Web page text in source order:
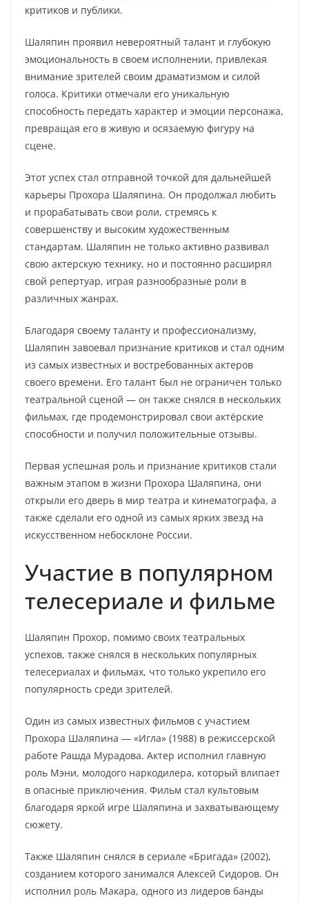
критиков и публики.
Шаляпин проявил невероятный талант и глубокую
эмоциональность в своем исполнении, привлекая
внимание зрителей своим драматизмом и силой
голоса. Критики отмечали его уникальную
способность передать характер и эмоции персонажа,
превращая его в живую и осязаемую фигуру на
сцене.
Этот успех стал отправной точкой для дальнейшей
карьеры Прохора Шаляпина. Он продолжал любить
и прорабатывать свои роли, стремясь к
совершенству и высоким художественным
стандартам. Шаляпин не только активно развивал
свою актерскую технику, но и постоянно расширял
свой репертуар, играя разнообразные роли в
различных жанрах.
Благодаря своему таланту и профессионализму,
Шаляпин завоевал признание критиков и стал одним
из самых известных и востребованных актеров
своего времени. Его талант был не ограничен только
театральной сценой — он также снялся в нескольких
фильмах, где продемонстрировал свои актёрские
способности и получил положительные отзывы.
Первая успешная роль и признание критиков стали
важным этапом в жизни Прохора Шаляпина, они
открыли его дверь в мир театра и кинематографа, а
также сделали его одной из самых ярких звезд на
искусственном небосклоне России.
Участие в популярном
телесериале и фильме
Шаляпин Прохор, помимо своих театральных
успехов, также снялся в нескольких популярных
телесериалах и фильмах, что только укрепило его
популярность среди зрителей.
Один из самых известных фильмов с участием
Прохора Шаляпина — «Игла» (1988) в режиссерской
работе Рашда Мурадова. Актер исполнил главную
роль Мэни, молодого наркодилера, который влипает
в опасные приключения. Фильм стал культовым
благодаря яркой игре Шаляпина и захватывающему
сюжету.
Также Шаляпин снялся в сериале «Бригада» (2002),
созданием которого занимался Алексей Сидоров. Он
исполнил роль Макара, одного из лидеров банды